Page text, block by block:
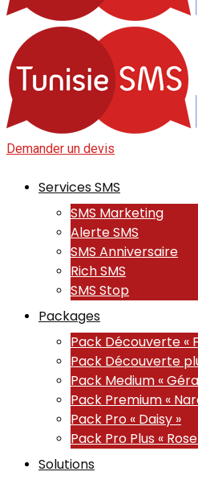
Demander un devis
Services SMS
SMS Marketing
Alerte SMS
SMS Anniversaire
Rich SMS
SMS Stop
Packages
Pack Découverte «
Pack Découverte
Pack Medium «
Pack Premium «
Pack Pro « Daisy »
Pack Pro Plus «
Solutions